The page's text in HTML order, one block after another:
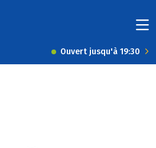
Ouvert jusqu'à 19:30